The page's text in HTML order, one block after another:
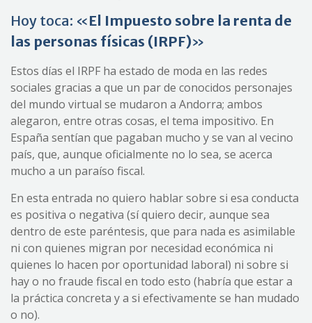
Hoy toca: «El Impuesto sobre la renta de
las personas físicas (IRPF)»
Estos días el IRPF ha estado de moda en las redes
sociales gracias a que un par de conocidos personajes
del mundo virtual se mudaron a Andorra; ambos
alegaron, entre otras cosas, el tema impositivo. En
España sentían que pagaban mucho y se van al vecino
país, que, aunque oficialmente no lo sea, se acerca
mucho a un paraíso fiscal.
En esta entrada no quiero hablar sobre si esa conducta
es positiva o negativa (sí quiero decir, aunque sea
dentro de este paréntesis, que para nada es asimilable
ni con quienes migran por necesidad económica ni
quienes lo hacen por oportunidad laboral) ni sobre si
hay o no fraude fiscal en todo esto (habría que estar a
la práctica concreta y a si efectivamente se han mudado
o no).